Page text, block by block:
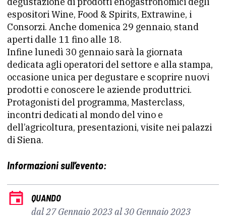
espositori Wine, Food & Spirits, Extrawine, i
Consorzi. Anche domenica 29 gennaio, stand
aperti dalle 11 fino alle 18.
Infine lunedì 30 gennaio sarà la giornata
dedicata agli operatori del settore e alla stampa,
occasione unica per degustare e scoprire nuovi
prodotti e conoscere le aziende produttrici.
Protagonisti del programma, Masterclass,
incontri dedicati al mondo del vino e
dell’agricoltura, presentazioni, visite nei palazzi
di Siena.
Informazioni sull’evento:
QUANDO
dal 27 Gennaio 2023 al 30 Gennaio 2023